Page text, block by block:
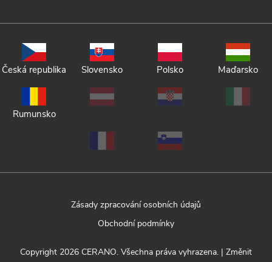
Česká republika Slovensko Polsko Maďarsko
Rumunsko
Zásady zpracování osobních údajů
Obchodní podmínky
Copyright 2026 CERANO. Všechna práva vyhrazena. | Změnit